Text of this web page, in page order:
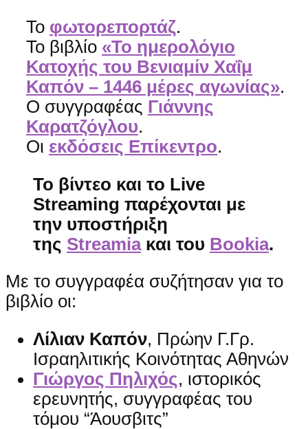
Το φωτορεπορτάζ.
Το βιβλίο «Το ημερολόγιο
Κατοχής του Βενιαμίν Χαΐμ
Καπόν – 1446 μέρες αγωνίας».
O συγγραφέας Γιάννης
Καρατζόγλου.
Οι εκδόσεις Επίκεντρο.
Το βίντεο και το Live
Streaming παρέχονται με
την υποστήριξη
της Streamiaκαι του Bookia.
Με το συγγραφέα συζήτησαν για το
βιβλίο οι:
Λίλιαν Καπόν, Πρώην Γ.Γρ.
Ισραηλιτικής Κοινότητας Αθηνών
Γιώργος Πηλιχός, ιστορικός
ερευνητής, συγγραφέας του
τόμου “Άουσβιτς”